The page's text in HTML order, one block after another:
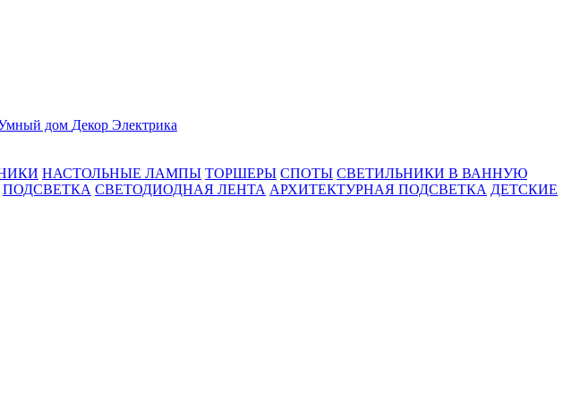
дом Декор Электрика
НАСТОЛЬНЫЕ ЛАМПЫ ТОРШЕРЫ СПОТЫ СВЕТИЛЬНИКИ В ВАННУЮ
ПОДСВЕТКА СВЕТОДИОДНАЯ ЛЕНТА АРХИТЕКТУРНАЯ ПОДСВЕТКА ДЕТСКИЕ